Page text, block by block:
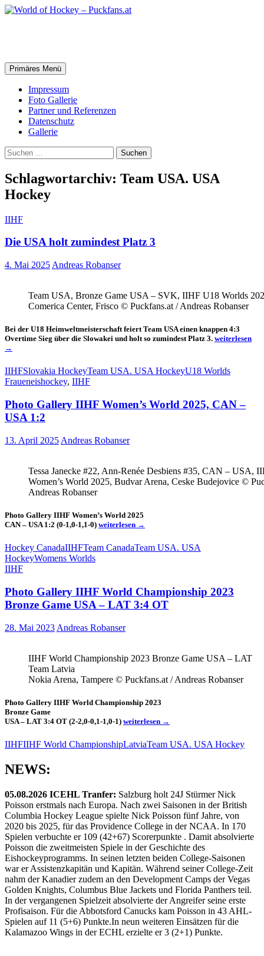
Zum
Suchen
Primäres Menü
Impressum
Foto Gallerie
Partner und Referenzen
Datenschutz
Gallerie
Suchen
nach:
Schlagwortarchiv: Team USA. USA
Hockey
IIHF
Die USA holt zumindest Platz 3
4. Mai 2025 Andreas Robanser
Team USA, Bronze Game USA – SVK, IIHF U18 Worlds
Comerica Center, Frisco © Puckfans.at / Andreas Robanser
Bei der U18 Heimweltmeisterschaft feiert Team USA einen knappen 4:3
Overtime Sieg über die Slowakei und holt so zumindest Platz 3. Die
zumindest
Platz
weiterlesen
→
IIHFSlovakia HockeyTeam USA. USA HockeyU18 Worlds
Fraueneishockey, IIHF
Photo Gallery IIHF Women’s World 2025, CAN –
USA 1:2
13. April 2025 Andreas Robanser
Tessa Janecke #22, Ann-Renée Desbiens #35, CAN – USA,
Women’s World 2025, Budvar Arena, Ceske Budejovice ©
Andreas Robanser
Photo Gallery IIHF Women’s World 2025
CAN – USA 1:2 (0-1,0-1,1-0) Photo
IIHF
Women’s
–
USA
1:2
weiterlesen →
Hockey CanadaIIHFTeam CanadaTeam USA. USA
HockeyWomens Worlds
IIHF
Photo Gallery IIHF World Championship 2023
Bronze Game USA – LAT 3:4 OT
28. Mai 2023 Andreas Robanser
IIHF World Championship 2023 Bronze Game USA – LAT
Team Latvia
Nokia Arena, Tampere © Puckfans.at / Andreas Robanser
Photo Gallery IIHF World Championship 2023
Bronze Game
USA – LAT 3:4 OT (2-2,0-0,1-1,0-1) Photo
IIHF
World
USA
–
LAT
3:4
OT
weiterlesen →
IIHFIIHF World ChampionshipLatviaTeam USA. USA Hockey
NEWS:
05.08.2026 ICEHL Tranfer: Salzburg holt 24J Stürmer Nick
Poisson erstmals nach Europa. Nach zwei Saisonen in der British
Columbia Hockey League spielte Nick Poisson fünf Jahre, von
2020 bis 2025, für das Providence College in der NCAA. In 170
Spielen verbuchte er 109 (42+67) Scorerpunkte . Damit absolvierte
Poisson die zweitmeisten Spiele in der Geschichte des
Eishockeyprogramms. In seinen letzten beiden College-Saisonen
war er Assistenzkapitän und Kapitän. Während seiner College-Zeit
nahm der Kanadier zudem an den Development Camps der Vegas
Golden Knights, Columbus Blue Jackets und Florida Panthers teil.
In der vergangenen Spielzeit absolvierte der Angreifer seine erste
Profisaison. Für die Abbotsford Canucks kam Poisson in 43 AHL-
Spielen auf 11 (5+6) Punkte.In neun weiteren Einsätzen für die
Kalamazoo Wings in der ECHL erzielte er 3 (2+1) Punkte.